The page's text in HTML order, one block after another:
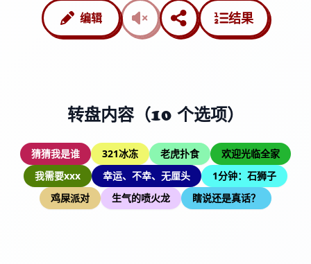
编辑 结果
转盘内容（10 个选项）
猜猜我是谁 321冰冻 老虎扑食
欢迎光临全家
我需要xxx
幸运、不幸、无厘头
1分钟：石狮子
鸡屎派对
生气的喷火龙 瞎说还是真话？